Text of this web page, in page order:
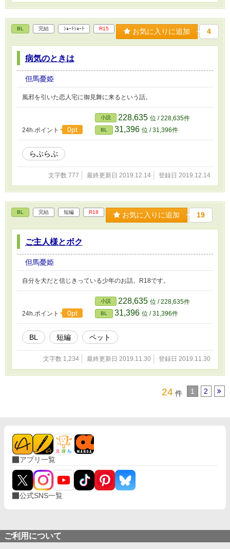
BL 完結 ｼｮｰﾄｼｮｰﾄ R15 お気に入りに追加 4
病気のときは
但馬憂姫
風邪を引いた恋人宅に御見舞に来るという話。
24h.ポイント 0pt
小説 228,635 位 / 228,635件
BL 31,396 位 / 31,396件
らぶらぶ
文字数 777 最終更新日 2019.12.14 登録日 2019.12.14
BL 完結 短編 R18 お気に入りに追加 19
ご主人様とボク
但馬憂姫
自分を犬だと信じきっている少年のお話。R18です。
24h.ポイント 0pt
小説 228,635 位 / 228,635件
BL 31,396 位 / 31,396件
BL 短編 ペット
文字数 1,234 最終更新日 2019.11.30 登録日 2019.11.30
24 件 1 2
アプリ一覧
公式SNS一覧
ご利用について